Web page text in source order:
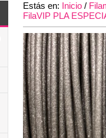
Estás en: Inicio /
FilaVIP PLA